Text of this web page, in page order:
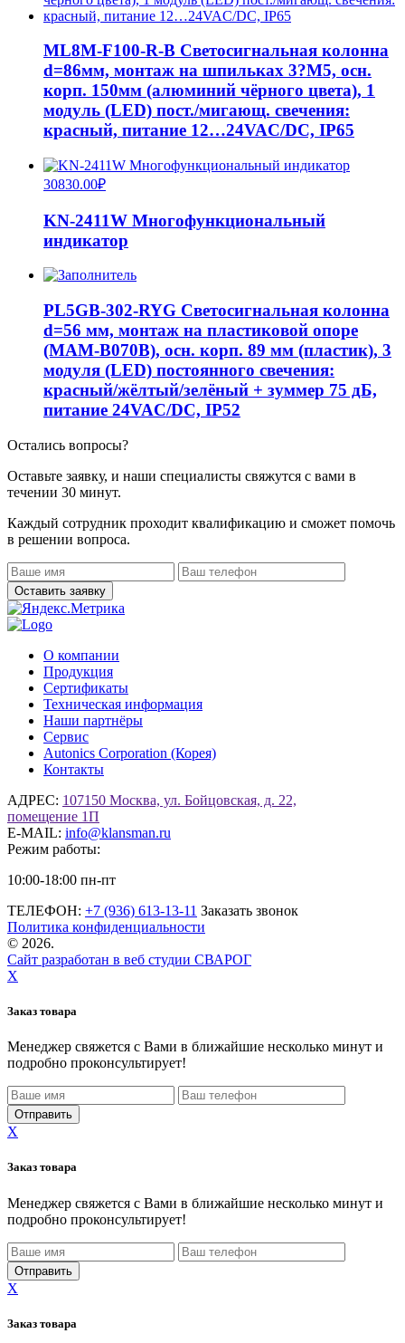
ML8M-F100-R-B Светосигнальная колонна
d=86мм, монтаж на шпильках 3?M5, осн.
корп. 150мм (алюминий чёрного цвета), 1
модуль (LED) пост./мигающ. свечения:
красный, питание 12…24VAC/DC, IP65
30830.00₽
KN-2411W Многофункциональный
индикатор
PL5GB-302-RYG Светосигнальная колонна
d=56 мм, монтаж на пластиковой опоре
(MAM-B070B), осн. корп. 89 мм (пластик), 3
модуля (LED) постоянного свечения:
красный/жёлтый/зелёный + зуммер 75 дБ,
питание 24VAC/DC, IP52
Остались вопросы?
Оставьте заявку, и наши специалисты свяжутся с вами в
течении 30 минут.
Каждый сотрудник проходит квалификацию и сможет помочь
в решении вопроса.
О компании
Продукция
Сертификаты
Техническая информация
Наши партнёры
Сервис
Autonics Corporation (Корея)
Контакты
АДРЕС: 107150 Москва, ул. Бойцовская, д. 22,
помещение 1П
E-MAIL: info@klansman.ru
Режим работы:
10:00-18:00 пн-пт
ТЕЛЕФОН: +7 (936) 613-13-11 Заказать звонок
Политика конфиденциальности
© 2026.
Сайт разработан в веб студии СВАРОГ
X
Заказ товара
Менеджер свяжется с Вами в ближайшие несколько минут и
подробно проконсультирует!
X
Заказ товара
Менеджер свяжется с Вами в ближайшие несколько минут и
подробно проконсультирует!
X
Заказ товара